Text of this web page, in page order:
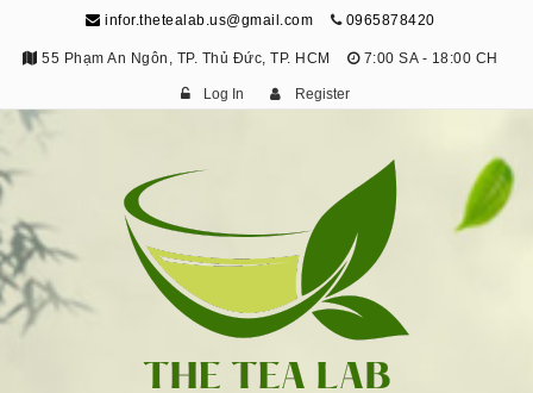
infor.thetealab.us@gmail.com 0965878420
55 Phạm An Ngôn, TP. Thủ Đức, TP. HCM 7:00 SA - 18:00 CH
Log In Register